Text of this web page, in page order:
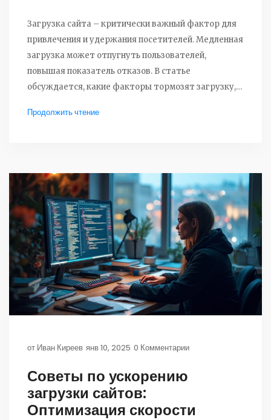
Загрузка сайта – критически важный фактор для
привлечения и удержания посетителей. Медленная
загрузка может отпугнуть пользователей,
повышая показатель отказов. В статье
обсуждается, какие факторы тормозят загрузку,
неоптимизированный код. Даются практические
вашем сайте.
Продолжить чтение
от Иван Киреев янв 10, 2025 0 Комментарии
Советы по ускорению
загрузки сайтов:
Оптимизация скорости